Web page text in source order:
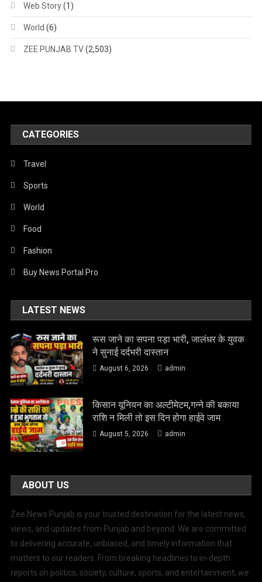
Web Story(1)
World (6)
ZEE PUNJAB TV(2,503)
CATEGORIES
Travel
Sports
World
Food
Fashion
Buy News Portal Pro
LATEST NEWS
रूस जाने का सपना पड़ा भारी, जालंधर के युवक
ने सुनाई दर्दभरी दास्तान
August 6, 2026 admin
किसान यूनियन का अल्टीमेटम,गन्ने की बकाया
राशि न मिली तो इस दिन होगा हाईवे जाम
August 5, 2026 admin
ABOUT US
Zee News Punjab is your trusted destination for the latest news,
views, and updates from Punjab and beyond. We are committed
to delivering accurate, unbiased, and timely information that
matters to our readers. From breaking headlines to in-depth
reports on politics, society, culture, sports, and entertainment, we